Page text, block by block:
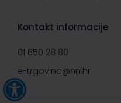
Kontakt informacije
01 650 28 80
e-trgovina@nn.hr